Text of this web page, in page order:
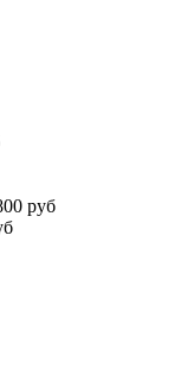
руб